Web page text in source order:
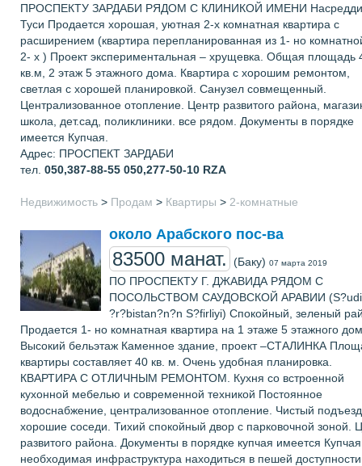
ПРОСПЕКТУ ЗАРДАБИ РЯДОМ С КЛИНИКОЙ ИМЕНИ
Туси Продается хорошая, уютная 2-х комнатная квартира с
расширением (квартира перепланированная из 1- но
2- х ) Проект экспериментальная – хрущевка. Общая площадь
кв.м, 2 этаж 5 этажного дома. Квартира с хорошим ремонтом,
светлая c хорошей планировкой. Санузел совмещенный.
Централизованное отопление. Центр развитого района,
школа, дет.сад, поликлиники. все рядом. Документы в порядке
имеется Купчая.
Адрес: ПРОСПЕКТ ЗАРДАБИ
тел. 050,387-88-55 050,277-50-10 RZA
Недвижимость > Продам > Квартиры > 2-комнатные
около Арабского пос-ва
83500 манат. (Баку) 07 марта 2019
ПО ПРОСПЕКТУ Г. ДЖАВИДА РЯДОМ С
ПОСОЛЬСТВОМ САУДОВСКОЙ АРАВИИ
?r?bistan?n?n S?firliyi) Спокойный, зеленый
Продается 1- но комнатная квартира на 1 этаже 5 этажного
Высокий бельэтаж Каменное здание, проект –СТАЛИНКА
квартиры составляет 40 кв. м. Очень удобная планировка.
КВАРТИРА С ОТЛИЧНЫМ РЕМОНТОМ. Кухня со встроенной
кухонной мебелью и современной техникой Постоянное
водоснабжение, централизованное отопление. Чистый
хорошие соседи. Тихий спокойный двор с парковочной зоной.
развитого района. Документы в порядке купчая имеется
необходимая инфраструктура находиться в пешей